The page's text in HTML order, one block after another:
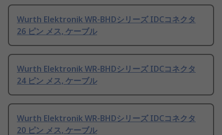
Wurth Elektronik WR-BHDシリーズ IDCコネクタ
26 ピン メス, ケーブル
Wurth Elektronik WR-BHDシリーズ IDCコネクタ
24 ピン メス, ケーブル
Wurth Elektronik WR-BHDシリーズ IDCコネクタ
20 ピン メス, ケーブル